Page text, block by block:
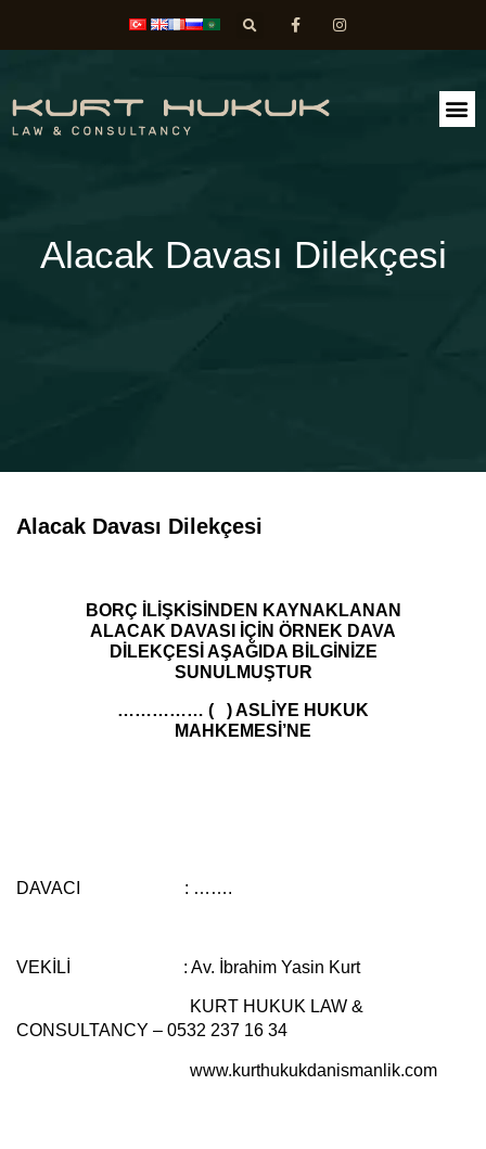
Alacak Davası Dilekçesi
Alacak Davası Dilekçesi
BORÇ İLİŞKİSİNDEN KAYNAKLANAN
ALACAK DAVASI İÇİN ÖRNEK DAVA
DİLEKÇESİ AŞAĞIDA BİLGİNİZE
SUNULMUŞTUR
…………… ( ) ASLİYE HUKUK
MAHKEMESİ’NE
DAVACI : …….
VEKİLİ : Av. İbrahim Yasin Kurt
KURT HUKUK LAW &
CONSULTANCY – 0532 237 16 34
www.kurthukukdanismanlik.com